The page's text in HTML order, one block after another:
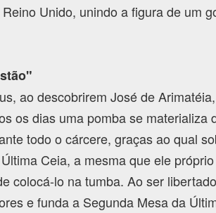
Unido, unindo a figura de um
ao descobrirem José de
os dias uma pomba se materializa
todo o cárcere, graças ao qual
Ceia, a mesma que ele
colocá-lo na tumba. Ao ser
e funda a Segunda Mesa da